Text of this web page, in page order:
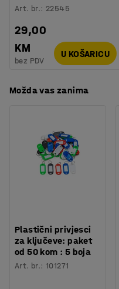
Art. br.: 22545
29,00
KM
bez PDV
U KOŠARICU
Možda vas zanima
Plastični privjesci
za ključeve: paket
od 50 kom : 5 boja
Art. br.:101271